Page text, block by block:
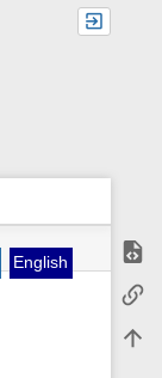
m
English